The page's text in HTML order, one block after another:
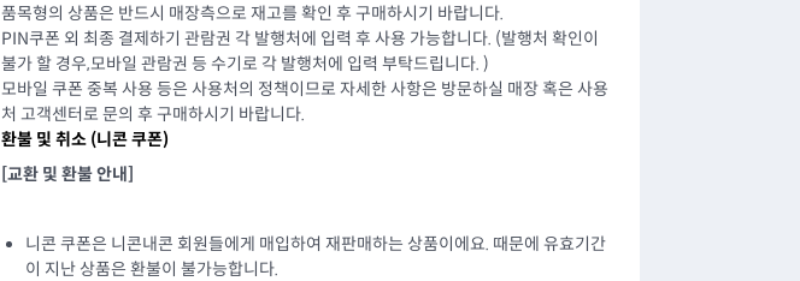
품목형의 상품은 반드시 매장측으로 재고를 확인 후 구매하시기 바랍니다.
PIN쿠폰 외 최종 결제하기 관람권 각 발행처에 입력 후 사용 가능합니다. (발행처 확인이
불가 할 경우,모바일 관람권 등 수기로 각 발행처에 입력 부탁드립니다. )
모바일 쿠폰 중복 사용 등은 사용처의 정책이므로 자세한 사항은 방문하실 매장 혹은 사용
처 고객센터로 문의 후 구매하시기 바랍니다.
환불 및 취소 (니콘 쿠폰)
[교환 및 환불 안내]
니콘 쿠폰은 니콘내콘 회원들에게 매입하여 재판매하는 상품이에요. 때문에 유효기간
이 지난 상품은 환불이 불가능합니다.